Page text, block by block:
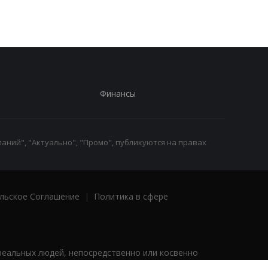
Финансы
"Актуально", "Промо", публикуются на правах
Соглашение |
Политика в сфере
людей, непосредственно или косвенно